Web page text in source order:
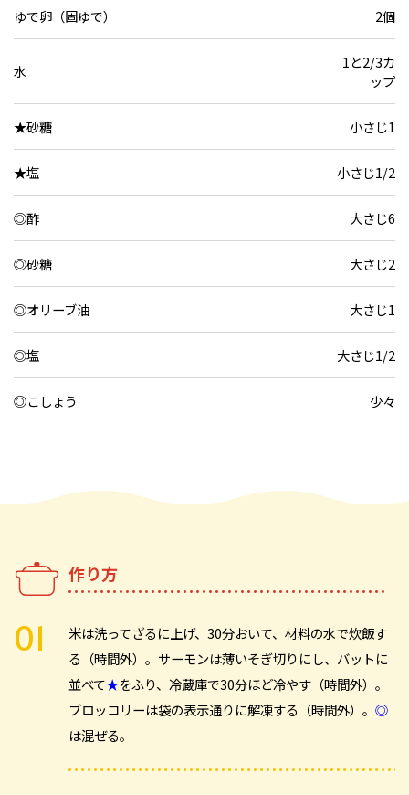
ゆで卵（固ゆで） 2個
水
1と2/3カ
ップ
★砂糖 小さじ1
★塩 小さじ1/2
◎酢 大さじ6
◎砂糖 大さじ2
◎オリーブ油 大さじ1
◎塩 大さじ1/2
◎こしょう 少々
作り方
米は洗ってざるに上げ、30分おいて、材料の水で炊飯す
る（時間外）。サーモンは薄いそぎ切りにし、バットに
並べて★をふり、冷蔵庫で30分ほど冷やす（時間外）。
ブロッコリーは袋の表示通りに解凍する（時間外）。 ◎
は混ぜる。